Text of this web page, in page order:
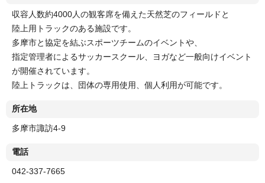
収容人数約4000人の観客席を備えた天然芝のフィールドと
陸上用トラックのある施設です。
多摩市と協定を結ぶスポーツチームのイベントや、
指定管理者によるサッカースクール、ヨガなど一般向けイベント
が開催されています。
陸上トラックは、団体の専用使用、個人利用が可能です。
所在地
多摩市諏訪4-9
電話
042-337-7665